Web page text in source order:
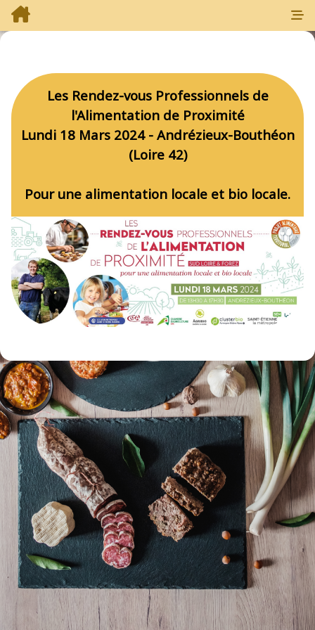
Les Rendez-vous Professionnels de
l'Alimentation de Proximité
Lundi 18 Mars 2024 - Andrézieux-Bouthéon
(Loire 42)
Pour une alimentation locale et bio locale.